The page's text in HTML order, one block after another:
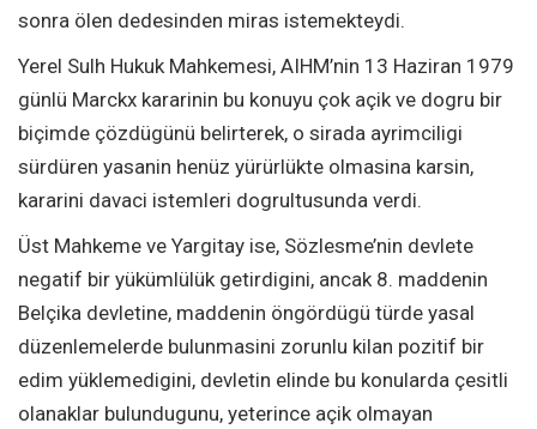
sonra ölen dedesinden miras istemekteydi.
Yerel Sulh Hukuk Mahkemesi, AIHM’nin 13 Haziran 1979
günlü Marckx kararinin bu konuyu çok açik ve dogru bir
biçimde çözdügünü belirterek, o sirada ayrimciligi
sürdüren yasanin henüz yürürlükte olmasina karsin,
kararini davaci istemleri dogrultusunda verdi.
Üst Mahkeme ve Yargitay ise, Sözlesme’nin devlete
negatif bir yükümlülük getirdigini, ancak 8. maddenin
Belçika devletine, maddenin öngördügü türde yasal
düzenlemelerde bulunmasini zorunlu kilan pozitif bir
edim yüklemedigini, devletin elinde bu konularda çesitli
olanaklar bulundugunu, yeterince açik olmayan